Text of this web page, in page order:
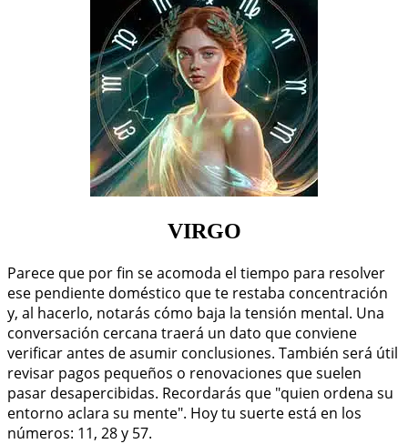
VIRGO
Parece que por fin se acomoda el tiempo para resolver
ese pendiente doméstico que te restaba concentración
y, al hacerlo, notarás cómo baja la tensión mental. Una
conversación cercana traerá un dato que conviene
verificar antes de asumir conclusiones. También será útil
revisar pagos pequeños o renovaciones que suelen
pasar desapercibidas. Recordarás que "quien ordena su
entorno aclara su mente". Hoy tu suerte está en los
números: 11, 28 y 57.